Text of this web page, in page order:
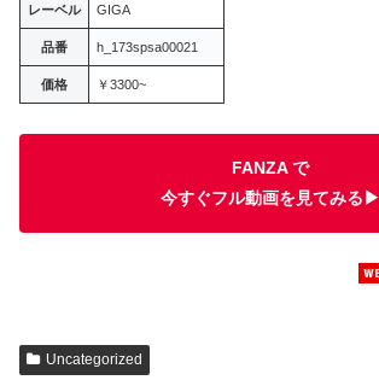
レーベル GIGA
品番 h_173spsa00021
価格 ￥3300~
FANZA で
今すぐフル動画を見てみる▶
Uncategorized